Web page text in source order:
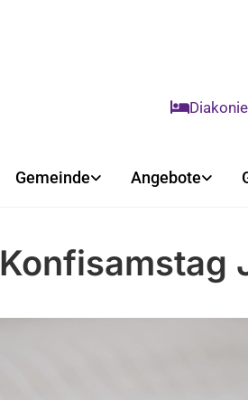

Gemeinde Angebote
Konfisamstag